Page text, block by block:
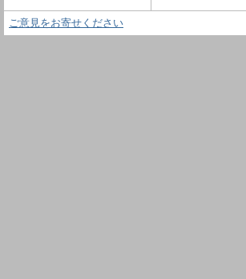
ご意見をお寄せください